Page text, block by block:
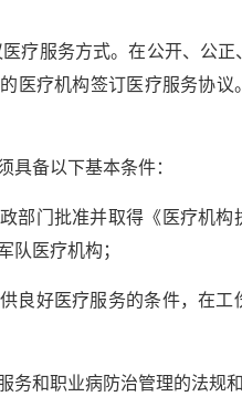
疗服务方式。在公开、公
医疗机构签订医疗服务协
具备以下基本条件：
部门批准并取得《医疗机
队医疗机构；
良好医疗服务的条件，在
务和职业病防治管理的法规